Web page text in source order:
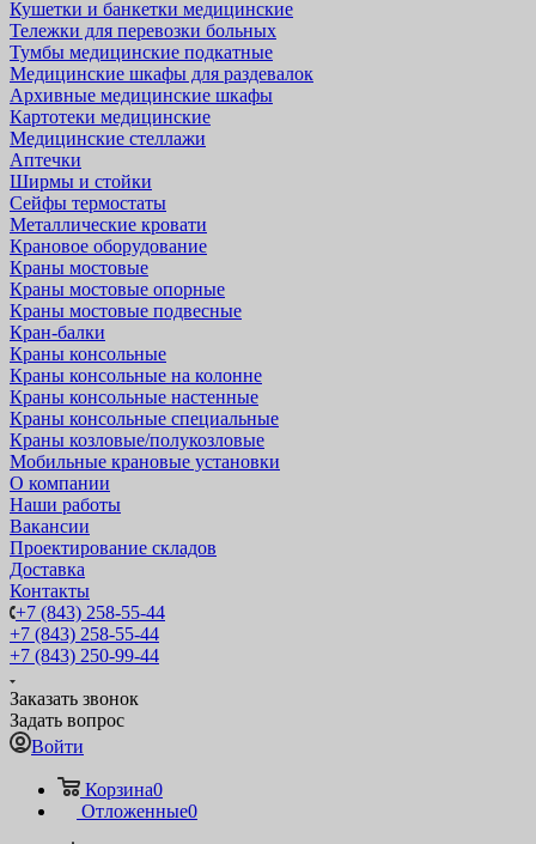
Кушетки и банкетки медицинские
Тележки для перевозки больных
Тумбы медицинские подкатные
Медицинские шкафы для раздевалок
Архивные медицинские шкафы
Картотеки медицинские
Медицинские стеллажи
Аптечки
Ширмы и стойки
Сейфы термостаты
Металлические кровати
Крановое оборудование
Краны мостовые
Краны мостовые опорные
Краны мостовые подвесные
Кран-балки
Краны консольные
Краны консольные на колонне
Краны консольные настенные
Краны консольные специальные
Краны козловые/полукозловые
Мобильные крановые установки
О компании
Наши работы
Вакансии
Проектирование складов
Доставка
Контакты
+7 (843) 258-55-44
+7 (843) 258-55-44
+7 (843) 250-99-44
Заказать звонок
Задать вопрос
Войти
Корзина0
Отложенные0